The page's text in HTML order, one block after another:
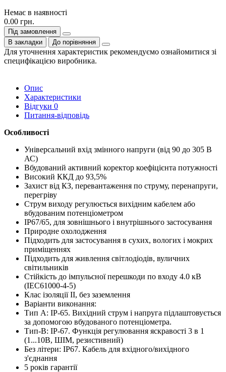
Немає в наявності
0.00 грн.
Під замовлення
В закладки
До порівняння
Для уточнення характеристик рекомендуємо ознайомитися зі
специфікацією виробника.
Опис
Характеристики
Відгуки 0
Питання-відповідь
Особливості
Універсальний вхід змінного напруги (від 90 до 305 В
АС)
Вбудований активний коректор коефіцієнта потужності
Високий ККД до 93,5%
Захист від КЗ, перевантаження по струму, перенапруги,
перегріву
Струм виходу регулюється вихідним кабелем або
вбудованим потенціометром
IP67/65, для зовнішнього і внутрішнього застосування
Природне охолодження
Підходить для застосування в сухих, вологих і мокрих
приміщеннях
Підходить для живлення світлодіодів, вуличних
світильників
Стійкість до імпульсної перешкоди по входу 4.0 кВ
(IEC61000-4-5)
Клас ізоляції II, без заземлення
Варіанти виконання:
Тип А: IP-65. Вихідний струм і напруга підлаштовується
за допомогою вбудованого потенціометра.
Тип-B: IP-67. Функція регулювання яскравості 3 в 1
(1...10В, ШІМ, резистивний)
Без літери: IP67. Кабель для вхідного/вихідного
з'єднання
5 років гарантії